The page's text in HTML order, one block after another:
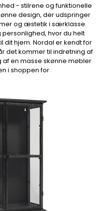
- stilrene og funktionelle
design, der udspringer
og æstetik i særklasse.
hvor du helt
dit hjem. Nordal er kendt for
det kommer til indretning af
af en masse skønne møbler
i shoppen for